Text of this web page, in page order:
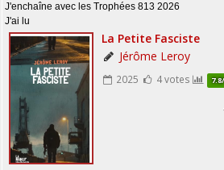
J'enchaîne avec les Trophées 813 2026
J'ai lu